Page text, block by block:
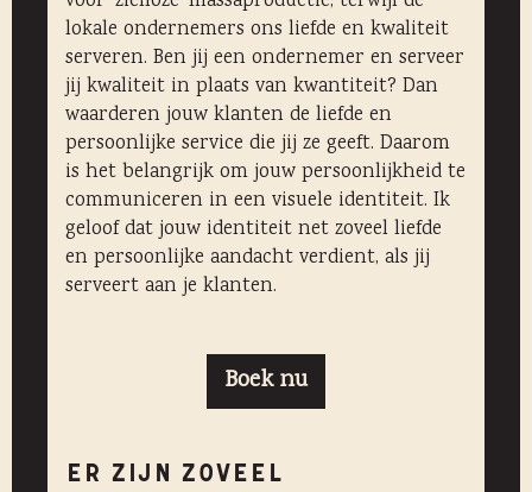
lokale ondernemers ons liefde en kwaliteit
serveren. Ben jij een ondernemer en serveer
jij kwaliteit in plaats van kwantiteit? Dan
waarderen jouw klanten de liefde en
persoonlijke service die jij ze geeft. Daarom
is het belangrijk om jouw persoonlijkheid te
communiceren in een visuele identiteit. Ik
geloof dat jouw identiteit net zoveel liefde
en persoonlijke aandacht verdient, als jij
serveert aan je klanten.
Boek nu
Er zijn zoveel